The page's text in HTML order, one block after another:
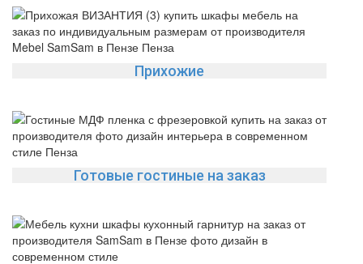
Прихожие
Готовые гостиные на заказ